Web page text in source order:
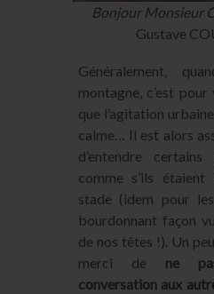
Bonjour Monsieur
Gustave
Généralement,
montagne, c’est
que l’agitation
calme… Il est alors
d’entendre
comme s’ils
stade (idem pour
bourdonnant façon
de nos têtes !). Un
merci de ne
conversation aux